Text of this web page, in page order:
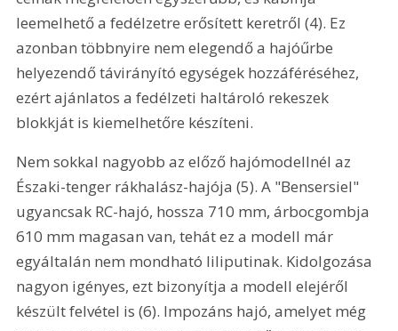
leemelhető a fedélzetre erősített keretről (4). Ez
azonban többnyire nem elegendő a hajóűrbe
helyezendő távirányító egységek hozzáféréséhez,
ezért ajánlatos a fedélzeti haltároló rekeszek
blokkját is kiemelhetőre készíteni.
Nem sokkal nagyobb az előző hajómodellnél az
Északi-tenger rákhalász-hajója (5). A "Bensersiel"
ugyancsak RC-hajó, hossza 710 mm, árbocgombja
610 mm magasan van, tehát ez a modell már
egyáltalán nem mondható liliputinak. Kidolgozása
nagyon igényes, ezt bizonyítja a modell elejéről
készült felvétel is (6). Impozáns hajó, amelyet még